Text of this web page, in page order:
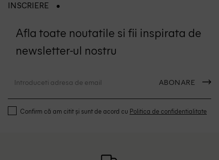
INSCRIERE
Afla toate noutatile si fii inspirata de
newsletter-ul nostru
ABONARE
Confirm că am citit și sunt de acord cu Politica de confidentialitate